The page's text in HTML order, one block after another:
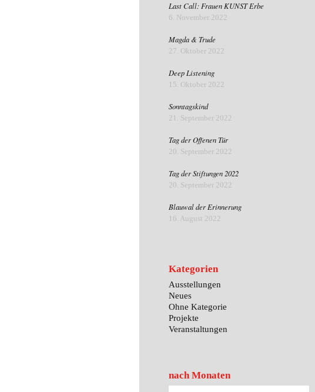
Last Call: Frauen KUNST Erbe
6. November 2022
Magda & Trude
27. Oktober 2022
Deep Listening
15. Oktober 2022
Sonntagskind
21. September 2022
Tag der Offenen Tür
20. September 2022
Tag der Stiftungen 2022
20. September 2022
Blauwal der Erinnerung
16. August 2022
Kategorien
Ausstellungen
Neues
Ohne Kategorie
Projekte
Veranstaltungen
nach Monaten